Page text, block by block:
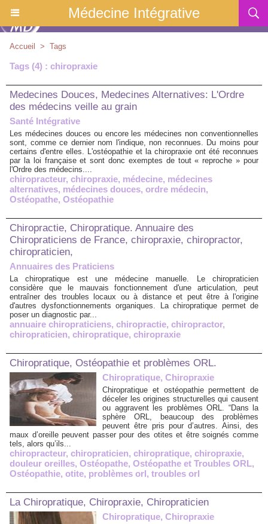
Médecine Intégrative
Accueil > Tags
Tags (4) : chiropraxie
Medecines Douces, Medecines Alternatives: L'Ordre
des médecins veille au grain
Santé Intégrative
Les médecines douces ou encore les médecines non conventionnelles
sont, comme ce dernier nom l'indique, non reconnues. Du moins pour
certains d'entre elles. L'ostéopathie et la chiropraxie ont été reconnues
par la loi française et sont donc exemptes de tout « reproche » pour
l'Ordre des médecins....
chiropracteur, chiropraxie, médecine, médecines
alternatives, médecines douces, ordre médecin,
Ostéopathe, Ostéopathie
Chiropractie, Chiropratique. Annuaire des
Chiropraticiens de France, chiropraxie, chiropractor,
chiropraticien,
Annuaires des Praticiens
La chiropratique est une médecine manuelle. Le chiropraticien
considère que le mauvais fonctionnement d'une articulation, peut
entraîner des troubles locaux ou à distance et peut être à l'origine
d'autres dysfonctionnements organiques. La chiropratique permet de
poser un diagnostic par...
annuaire chiropraticiens, chiropractie, chiropractor,
chiropraticien, chiropratique, chiropraxie
Chiropratique, Ostéopathie et problèmes ORL.
Chiropratique, Chiropraxie
Chiropratique et ostéopathie permettent de
déceler les origines structurelles qui causent
ou aggravent les problèmes ORL. “Dans la
sphère ORL, beaucoup des problèmes
peuvent être pris pour d’autres. Ainsi, des
maux d’oreille peuvent passer pour des otites et être soignés comme
tels, alors qu’ils...
chiropracteur, chiropraticien, chiropratique, chiropraxie,
douleur oreilles, Ostéopathe, Ostéopathe et Troubles ORL,
Ostéopathie, otite, problèmes orl, troubles orl
La Chiropratique, Chiropraxie, Chiropraticien
Chiropratique, Chiropraxie